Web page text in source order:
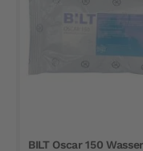
BILT Oscar 150